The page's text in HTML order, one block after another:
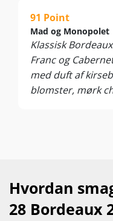
91 Point
Mad og Monopolet
Klassisk
Franc og
med duft af
blomster, mørk
Hvordan
28 Bordeaux